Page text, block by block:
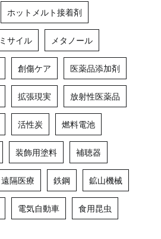
ホットメルト接着剤
ミサイル メタノール
創傷ケア 医薬品添加剤
拡張現実 放射性医薬品
活性炭 燃料電池
装飾用塗料 補聴器
遠隔医療 鉄鋼 鉱山機械
電気自動車 食用昆虫